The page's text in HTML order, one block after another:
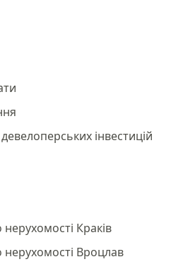
інвестицій
Краків
нерухомості Вроцлав